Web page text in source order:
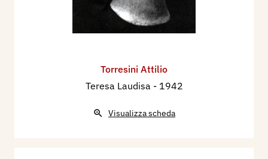
Torresini Attilio
Teresa Laudisa - 1942
Visualizza scheda